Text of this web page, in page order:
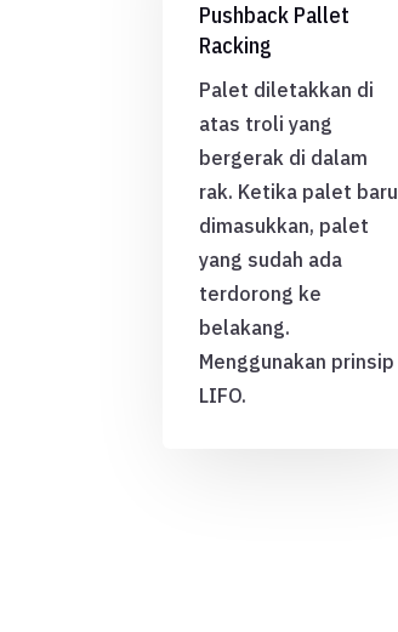
Pushback Pallet
Racking
Palet diletakkan di
atas troli yang
bergerak di dalam
rak. Ketika palet baru
dimasukkan, palet
yang sudah ada
terdorong ke
belakang.
Menggunakan prinsip
LIFO.